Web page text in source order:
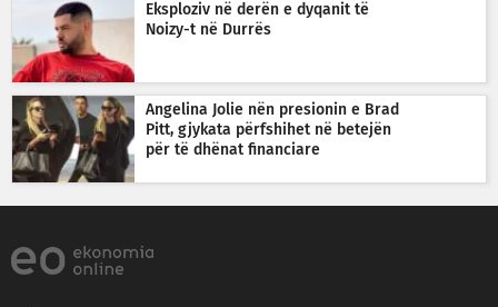
Eksploziv në derën e dyqanit të
Noizy-t në Durrës
Angelina Jolie nën presionin e Brad
Pitt, gjykata përfshihet në betejën
për të dhënat financiare